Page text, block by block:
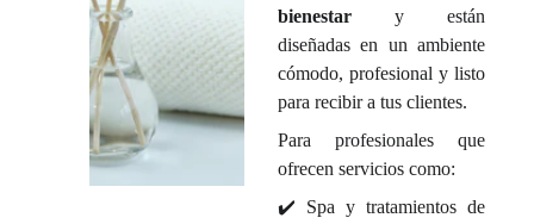
bienestar y están
diseñadas en un ambiente
cómodo, profesional y listo
para recibir a tus clientes.
Para profesionales que
ofrecen servicios como:
✔️ Spa y tratamientos de